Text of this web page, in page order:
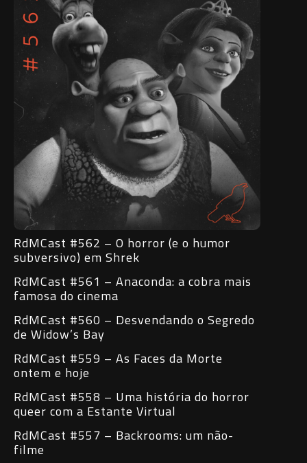
RdMCast #562 – O horror (e o humor
subversivo) em Shrek
RdMCast #561 – Anaconda: a cobra mais
famosa do cinema
RdMCast #560 – Desvendando o Segredo
de Widow’s Bay
RdMCast #559 – As Faces da Morte
ontem e hoje
RdMCast #558 – Uma história do horror
queer com a Estante Virtual
RdMCast #557 – Backrooms: um não-
filme